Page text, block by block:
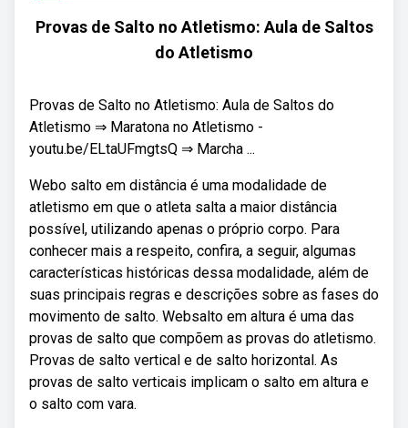
Provas de Salto no Atletismo: Aula de Saltos
do Atletismo
Provas de Salto no Atletismo: Aula de Saltos do
Atletismo ⇒ Maratona no Atletismo -
youtu.be/ELtaUFmgtsQ ⇒ Marcha ...
Webo salto em distância é uma modalidade de
atletismo em que o atleta salta a maior distância
possível, utilizando apenas o próprio corpo. Para
conhecer mais a respeito, confira, a seguir, algumas
características históricas dessa modalidade, além de
suas principais regras e descrições sobre as fases do
movimento de salto. Websalto em altura é uma das
provas de salto que compõem as provas do atletismo.
Provas de salto vertical e de salto horizontal. As
provas de salto verticais implicam o salto em altura e
o salto com vara.